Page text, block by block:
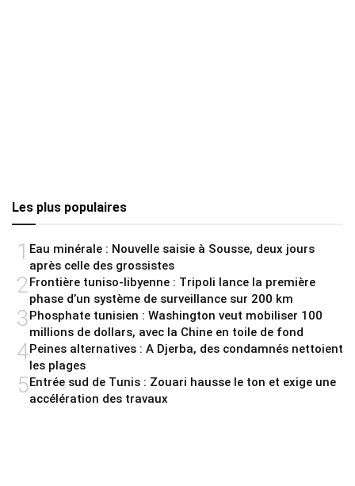
Les plus populaires
1 Eau minérale : Nouvelle saisie à Sousse, deux jours
après celle des grossistes
2 Frontière tuniso-libyenne : Tripoli lance la première
phase d’un système de surveillance sur 200 km
3Phosphate tunisien : Washington veut mobiliser 100
millions de dollars, avec la Chine en toile de fond
4Peines alternatives : A Djerba, des condamnés nettoient
les plages
5Entrée sud de Tunis : Zouari hausse le ton et exige une
accélération des travaux